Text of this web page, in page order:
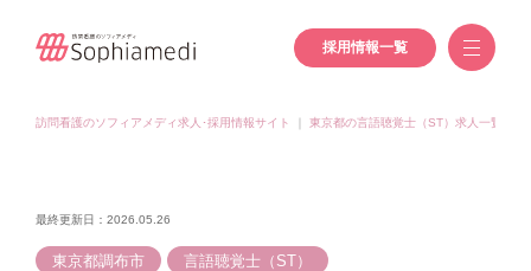
採用情報一覧
訪問看護のソフィアメディ求人･採用情報サイト 東京都の言語聴覚士（ST）求人一覧
最終更新日：2026.05.26
東京都調布市
言語聴覚士（ST）